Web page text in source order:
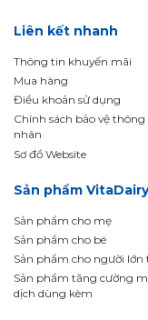
Liên kết nhanh
Thông tin khuyến mãi
Mua hàng
Điều khoản sử dụng
Chính sách bảo vệ thông
nhân
Sơ đồ Website
Sản phẩm VitaDairy
Sản phẩm cho mẹ
Sản phẩm cho bé
Sản phẩm cho người lớn
Sản phẩm tăng cường
dịch dùng kèm